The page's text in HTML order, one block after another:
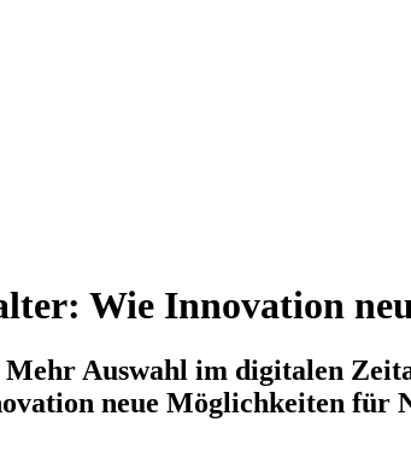
Wie Innovation
Mehr Auswahl im digitalen
neue Möglichkeiten für